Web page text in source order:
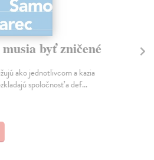
byť zničené
ako jednotlivcom a kazia
spoločnosť a def...